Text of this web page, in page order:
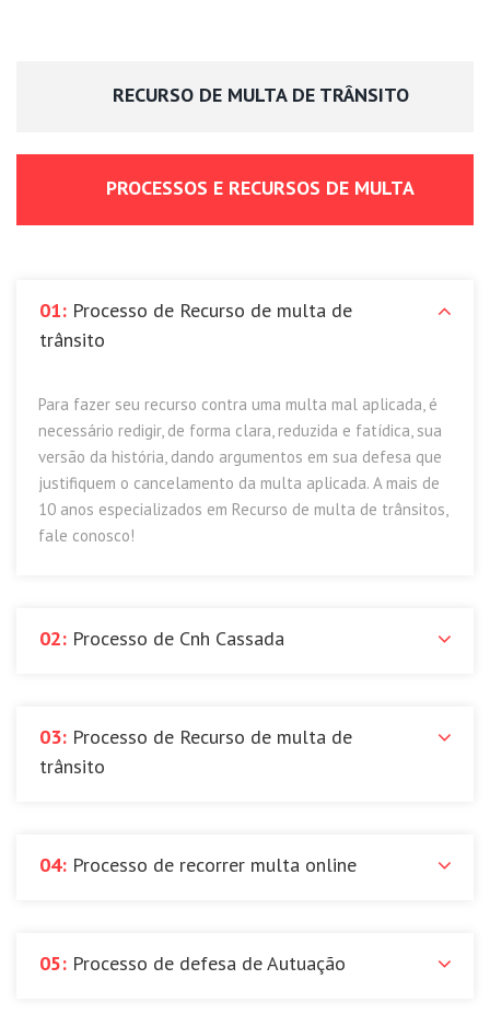
RECURSO DE MULTA DE TRÂNSITO
PROCESSOS E RECURSOS DE MULTA
01: Processo de Recurso de multa de
trânsito
Para fazer seu recurso contra uma multa mal aplicada, é
necessário redigir, de forma clara, reduzida e fatídica, sua
versão da história, dando argumentos em sua defesa que
justifiquem o cancelamento da multa aplicada. A mais de
10 anos especializados em Recurso de multa de trânsitos,
fale conosco!
02: Processo de Cnh Cassada
03: Processo de Recurso de multa de
trânsito
04: Processo de recorrer multa online
05: Processo de defesa de Autuação